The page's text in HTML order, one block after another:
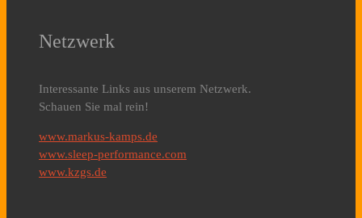
Netzwerk
Interessante Links aus unserem Netzwerk.
Schauen Sie mal rein!
www.markus-kamps.de
www.sleep-performance.com
www.kzgs.de